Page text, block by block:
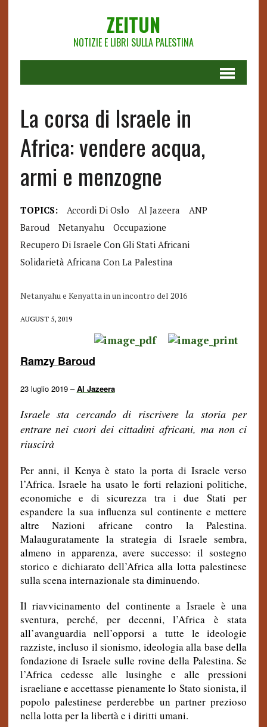
ZEITUN
NOTIZIE E LIBRI SULLA PALESTINA
La corsa di Israele in
Africa: vendere acqua,
armi e menzogne
TOPICS: Accordi Di Oslo Al Jazeera
ANP
Baroud
Netanyahu
Occupazione
Recupero Di Israele Con Gli Stati Africani
Solidarietà Africana Con La Palestina
Netanyahu e Kenyatta in un incontro del 2016
AUGUST 5, 2019
Ramzy Baroud
23 luglio 2019 –Al Jazeera
Israele sta cercando di riscrivere la storia per
entrare nei cuori dei cittadini africani, ma non ci
riuscirà
Per anni, il Kenya è stato la porta di Israele verso
l’Africa. Israele ha usato le forti relazioni politiche,
economiche e di sicurezza tra i due Stati per
espandere la sua influenza sul continente e mettere
altre Nazioni africane contro la Palestina.
Malauguratamente la strategia di Israele sembra,
almeno in apparenza, avere successo: il sostegno
storico e dichiarato dell’Africa alla lotta palestinese
sulla scena internazionale sta diminuendo.
Il riavvicinamento del continente a Israele è una
sventura, perché, per decenni, l’Africa è stata
all’avanguardia nell’opporsi a tutte le ideologie
razziste, incluso il sionismo, ideologia alla base della
fondazione di Israele sulle rovine della Palestina. Se
l’Africa cedesse alle lusinghe e alle pressioni
israeliane e accettasse pienamente lo Stato sionista, il
popolo palestinese perderebbe un partner prezioso
nella lotta per la libertà e i diritti umani.